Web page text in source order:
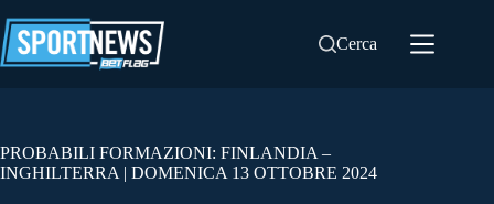
al
contenuto
Cerca
PROBABILI FORMAZIONI: FINLANDIA –
INGHILTERRA | DOMENICA 13 OTTOBRE 2024